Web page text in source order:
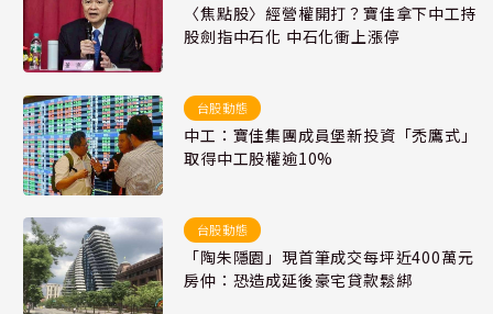
〈焦點股〉經營權開打？寶佳拿下中工持
股劍指中石化 中石化衝上漲停
台股動態
中工：寶佳集團成員堡新投資「禿鷹式」
取得中工股權逾10%
台股動態
「陶朱隱園」現首筆成交每坪近400萬元
房仲：恐造成延後豪宅貸款鬆綁